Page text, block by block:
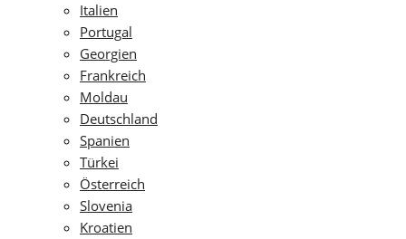
Italien
Portugal
Georgien
Frankreich
Moldau
Deutschland
Spanien
Türkei
Österreich
Slovenia
Kroatien